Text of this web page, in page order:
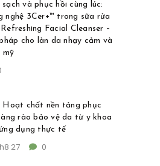
sạch và phục hồi cùng lúc:
nghệ 3Cer+™ trong sữa rửa
Facial Cleanser –
cho làn da nhạy cảm và
mỹ
Hoạt chất nền tảng phục
rào bảo vệ da từ y khoa
dụng thực tế
27 0